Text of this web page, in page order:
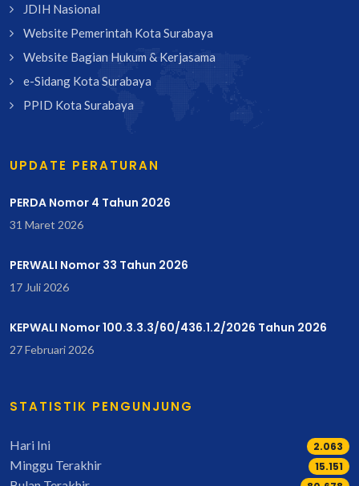
JDIH Nasional
Website Pemerintah Kota Surabaya
Website Bagian Hukum & Kerjasama
e-Sidang Kota Surabaya
PPID Kota Surabaya
UPDATE PERATURAN
PERDA Nomor 4 Tahun 2026
31 Maret 2026
PERWALI Nomor 33 Tahun 2026
17 Juli 2026
KEPWALI Nomor 100.3.3.3/60/436.1.2/2026 Tahun 2026
27 Februari 2026
STATISTIK PENGUNJUNG
Hari Ini 2.063
Minggu Terakhir 17.467